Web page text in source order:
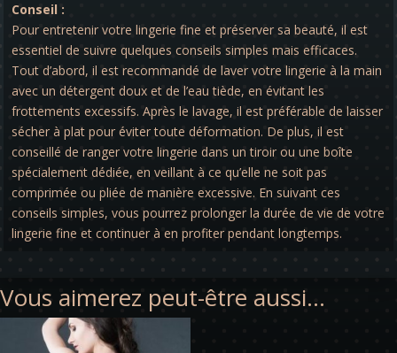
Conseil :
Pour entretenir votre lingerie fine et préserver sa beauté, il est
essentiel de suivre quelques conseils simples mais efficaces.
Tout d’abord, il est recommandé de laver votre lingerie à la main
avec un détergent doux et de l’eau tiède, en évitant les
frottements excessifs. Après le lavage, il est préférable de laisser
sécher à plat pour éviter toute déformation. De plus, il est
conseillé de ranger votre lingerie dans un tiroir ou une boîte
spécialement dédiée, en veillant à ce qu’elle ne soit pas
comprimée ou pliée de manière excessive. En suivant ces
conseils simples, vous pourrez prolonger la durée de vie de votre
lingerie fine et continuer à en profiter pendant longtemps.
Vous aimerez peut-être aussi…